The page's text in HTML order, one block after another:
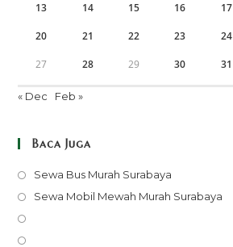
13 14 15 16 17
20 21 22 23 24
27 28 29 30 31
« Dec Feb »
Baca Juga
Sewa Bus Murah Surabaya
in
Sewa Mobil Mewah Murah Surabaya